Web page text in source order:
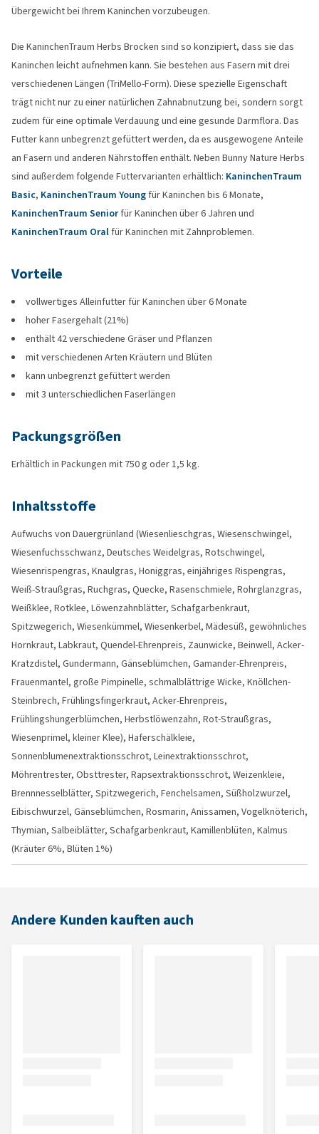
Übergewicht bei Ihrem Kaninchen vorzubeugen.
Die KaninchenTraum Herbs Brocken sind so konzipiert, dass sie das
Kaninchen leicht aufnehmen kann. Sie bestehen aus Fasern mit drei
verschiedenen Längen (TriMello-Form). Diese spezielle Eigenschaft
trägt nicht nur zu einer natürlichen Zahnabnutzung bei, sondern sorgt
zudem für eine optimale Verdauung und eine gesunde Darmflora. Das
Futter kann unbegrenzt gefüttert werden, da es ausgewogene Anteile
an Fasern und anderen Nährstoffen enthält. Neben Bunny Nature Herbs
sind außerdem folgende Futtervarianten erhältlich: KaninchenTraum
Basic, KaninchenTraum Youngfür Kaninchen bis 6 Monate,
KaninchenTraum Seniorfür Kaninchen über 6 Jahren und
KaninchenTraum Oralfür Kaninchen mit Zahnproblemen.
Vorteile
vollwertiges Alleinfutter für Kaninchen über 6 Monate
hoher Fasergehalt (21%)
enthält 42 verschiedene Gräser und Pflanzen
mit verschiedenen Arten Kräutern und Blüten
kann unbegrenzt gefüttert werden
mit 3 unterschiedlichen Faserlängen
Packungsgrößen
Erhältlich in Packungen mit 750 g oder 1,5 kg.
Inhaltsstoffe
Aufwuchs von Dauergrünland (Wiesenlieschgras, Wiesenschwingel,
Wiesenfuchsschwanz, Deutsches Weidelgras, Rotschwingel,
Wiesenrispengras, Knaulgras, Honiggras, einjähriges Rispengras,
Weiß-Straußgras, Ruchgras, Quecke, Rasenschmiele, Rohrglanzgras,
Weißklee, Rotklee, Löwenzahnblätter, Schafgarbenkraut,
Spitzwegerich, Wiesenkümmel, Wiesenkerbel, Mädesüß, gewöhnliches
Hornkraut, Labkraut, Quendel-Ehrenpreis, Zaunwicke, Beinwell, Acker-
Kratzdistel, Gundermann, Gänseblümchen, Gamander-Ehrenpreis,
Frauenmantel, große Pimpinelle, schmalblättrige Wicke, Knöllchen-
Steinbrech, Frühlingsfingerkraut, Acker-Ehrenpreis,
Frühlingshungerblümchen, Herbstlöwenzahn, Rot-Straußgras,
Wiesenprimel, kleiner Klee), Haferschälkleie,
Sonnenblumenextraktionsschrot, Leinextraktionsschrot,
Möhrentrester, Obsttrester, Rapsextraktionsschrot, Weizenkleie,
Brennnesselblätter, Spitzwegerich, Fenchelsamen, Süßholzwurzel,
Eibischwurzel, Gänseblümchen, Rosmarin, Anissamen, Vogelknöterich,
Thymian, Salbeiblätter, Schafgarbenkraut, Kamillenblüten, Kalmus
(Kräuter 6%, Blüten 1%)
Andere Kunden kauften auch